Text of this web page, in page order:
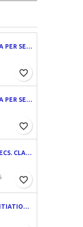
LINGUA LATINA PER SE ILLUSTRATA. PARS I : FAMILIA ROMANA
favorite_border
LINGUA LATINA PER SE ILLUSTRATA. EXERCITIA LATINA I
favorite_border
EXERCICES GRECS. CLASSE DE QUATRIÈME. TRADUCTIONS ET CORRIGÉS
favorite_border